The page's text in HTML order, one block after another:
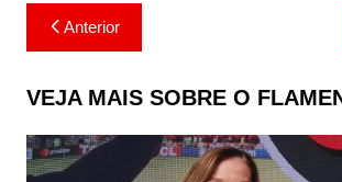
Navegação
de
Post
Anterior
VEJA MAIS SOBRE O